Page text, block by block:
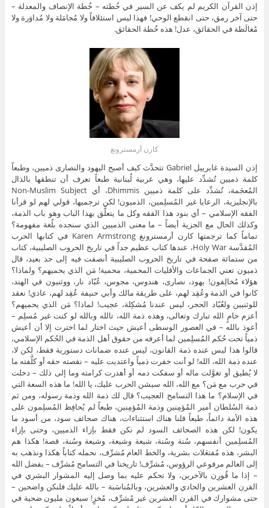
إذن القرآن الكريم لم يكف عن السير في خُطته – خُطة الإنصاف والمعدلة –
حتى آخر رمق، حتى انقطع الوحي! فهذا ليس استئلافاً ولا مُجامَلة ولا مُداوَرة ولا
مُغالَطة في الحقائق، عدل! هذه خُطة الحقائق.
كارن أرمسترونغ
إذن السيدة غابرييل Gabriel تتحدَّث كيف أصبح اليهود والنصارى ذميين، وطبعاً
كلمة ذميين تُشدِّد عليها، وهي عربية لُبنانية طبعاً تعرف أن تنطقها بالذال
المُعجَمة، تُشدِّد على كلمة ذميين Dhimmis، أي Non-Muslim Subject
بالإنجليزية، الرعايا غير المُسلِمين، الذميون! لكن ترجميها، قولي لهم لو قرأنا
الفقه الإسلامي – أي بنود هذا الفقه وكل ما يتعلَّق بهذا الباب وهو باب الذمة،
وكذلك الحال مع الجزية أيضاً – ما معنى الذميين الذي سنجده بلُغة مفهومة؟
تماماً كما ترجمتها كارن أرمسترونغ Karen Armstrong في كتابها الحرب
المُقدَّسة Holy War، عندها كتاب عظيم جداً في تاريخ الحروب الصليبية، كتاب
من ستمائة صفحة في تاريخ الحروب الصليبية أنصفت فيه إلى حد بعيد، قال
ذميون تعني الجماعات والأقليات المحمية، محمية! مَن الذي يحميهم؟ ولماذا؟
هؤلاء مُخالِفون! يهود، نصارى، هندوس، مجوس، عُبّاد نار، ووثنيون في الهند،
كانوا في الذمة وعُقِد لهم، على طريقة مالك وأبي حنيفة عُقِد لهم، عادي! نعقد
للوثنيين ولعُبّاد الحجر، ليس عندنا مُشكِلة، عجيب! لماذا؟ مَن الذي يحميهم؟
أعزم حامٍ الله تبارك وتعالى، وهذه ذمة الله، تالله وبالله لو كنت غير مُسلِم –
أعوذ بالله – في العصور الوسطى أعيش حيث اختار لما اخترت إلا أن أعيش
ذمياً تحت حُكم المُسلِمين لما أعرفه من حقوق أهل الذمة في الحُكم الإسلامي،
قالوا هذا ليس عنده ذمة القانون، ليس عنده ضمانات دستورية فقط، لكن لا،
عنده ذمة الله، الله! لو أنت خفرت ذمياً واعتديت عليه – نقصته حقه أو كلَّفته ما
لا يُطيق أو تغوَّلت ماله أو سفكت دمه أو أهدرت كرامته وما إلى ذلك – دخلت
في حرب مع مَن؟ مع الله، الله سيشن الحرب عليك، يا الله! ما هذه السعة التي
في الإسلام؟ ما هذا التسامح العجيب؟ قال لك ذمة الله وذمة رسوله، ومن ثم
ذمة السُلطان أمير المُؤمِنين وذمة المُؤمِنين، طبعاً لم يُحافِظ المُسلِمون على
هذه الأمة دائماً، طبعاً قلنا هناك استثناءات، هناك صحائف سود، من أسود ما
يكون! لكن هذه الصحائف السود لم تكن فقط بإزاء الذميين، وحتى بإزاء
المُسلِمين أنفسهم، سُنة وسُنة، شيعة وشيعة، وشيعة وسُنة، قصة! هكذا هم
البشر، هذه مُفتعَلات بشرية، والخط العام مُشرِّف، نحمله كتاباً هكذا ونذهب به
إلى العالم مرفوعي الرؤوس، مُشرِّف! تاريخنا في التسامح مُشرِّف – بفضل الله
– إذا ما قُورِن بالآخرين، ولا تحكم عليه بما وصل إليه المشوار البشري في
القرن العشرين والحادي والعشرين، وبالمُناسَبة – بالله عليك فلنكن واضحين –
حتى مشوارك في القرن العشرين غير مُشرِّف، مُخزٍ! سبعون مليون ضحية في